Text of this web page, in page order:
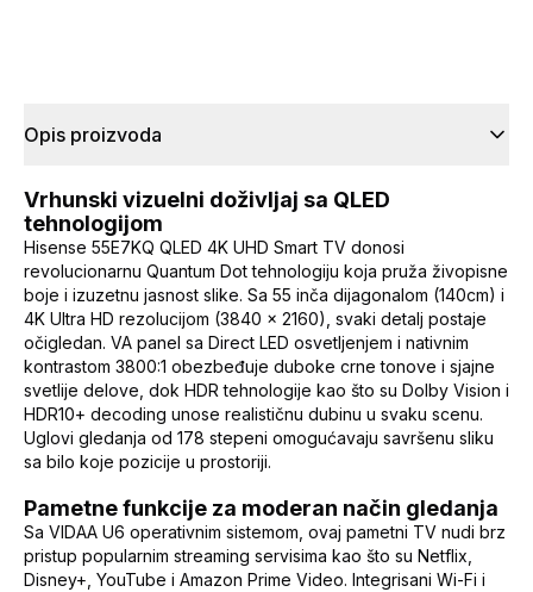
Opis proizvoda
Vrhunski vizuelni doživljaj sa QLED
tehnologijom
Hisense 55E7KQ QLED 4K UHD Smart TV donosi
revolucionarnu Quantum Dot tehnologiju koja pruža živopisne
boje i izuzetnu jasnost slike. Sa 55 inča dijagonalom (140cm) i
4K Ultra HD rezolucijom (3840 x 2160), svaki detalj postaje
očigledan. VA panel sa Direct LED osvetljenjem i nativnim
kontrastom 3800:1 obezbeđuje duboke crne tonove i sjajne
svetlije delove, dok HDR tehnologije kao što su Dolby Vision i
HDR10+ decoding unose realističnu dubinu u svaku scenu.
Uglovi gledanja od 178 stepeni omogućavaju savršenu sliku
sa bilo koje pozicije u prostoriji.
Pametne funkcije za moderan način gledanja
Sa VIDAA U6 operativnim sistemom, ovaj pametni TV nudi brz
pristup popularnim streaming servisima kao što su Netflix,
Disney+, YouTube i Amazon Prime Video. Integrisani Wi-Fi i